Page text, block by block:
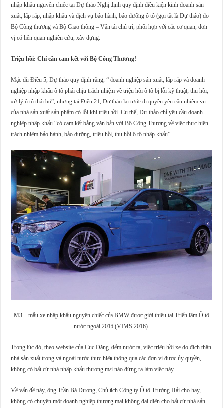
nhập khẩu nguyên chiếc tại Dự thảo Nghị định quy định điều kiện kinh doanh sản
xuất, lắp ráp, nhập khẩu và dịch vụ bảo hành, bảo dưỡng ô tô (gọi tắt là Dự thảo) do
Bộ Công thương và Bộ Giao thông – Vận tải chủ trì, phối hợp với các cơ quan, đơn
vị có liên quan nghiên cứu, xây dựng.
Triệu hồi: Chỉ cần cam kết với Bộ Công Thương!
Mặc dù Điều 5, Dự thảo quy định rằng, “ doanh nghiệp sản xuất, lắp ráp và doanh
nghiệp nhập khẩu ô tô phải chịu trách nhiệm về triệu hồi ô tô bị lỗi kỹ thuật; thu hồi,
xử lý ô tô thải bỏ”, nhưng tại Điều 21, Dự thảo lại tước đi quyền yêu cầu nhiệm vụ
của nhà sản xuất sản phẩm có lỗi khi triệu hồi. Cụ thể, Dự thảo chỉ yêu cầu doanh
nghiệp nhập khẩu “có cam kết bằng văn bản với Bộ Công Thương về việc thực hiện
trách nhiệm bảo hành, bảo dưỡng, triệu hồi, thu hồi ô tô nhập khẩu”.
M3 – mẫu xe nhập khẩu nguyên chiếc của BMW được giới thiệu tại Triển lãm Ô tô
nước ngoài 2016 (VIMS 2016).
Trong lúc đó, theo website của Cục Đăng kiểm nước ta, việc triệu hồi xe do đích thân
nhà sản xuất trong và ngoài nước thực hiện thông qua các đơn vị được ủy quyền,
không có bất cứ nhà nhập khẩu thương mại nào đứng ra làm việc này.
Về vấn đề này, ông Trần Bá Dương, Chủ tịch Công ty Ô tô Trường Hải cho hay,
không có chuyện một doanh nghiệp thương mại không đại diện cho bất cứ nhà sản